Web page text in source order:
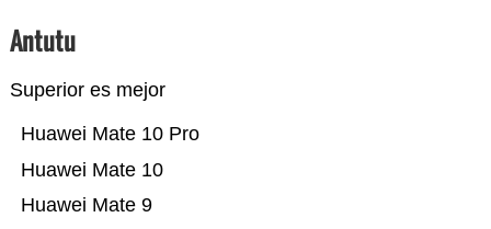
Antutu
Superior es mejor
Huawei Mate 9
Huawei Mate 10
Huawei Mate 10 Pro